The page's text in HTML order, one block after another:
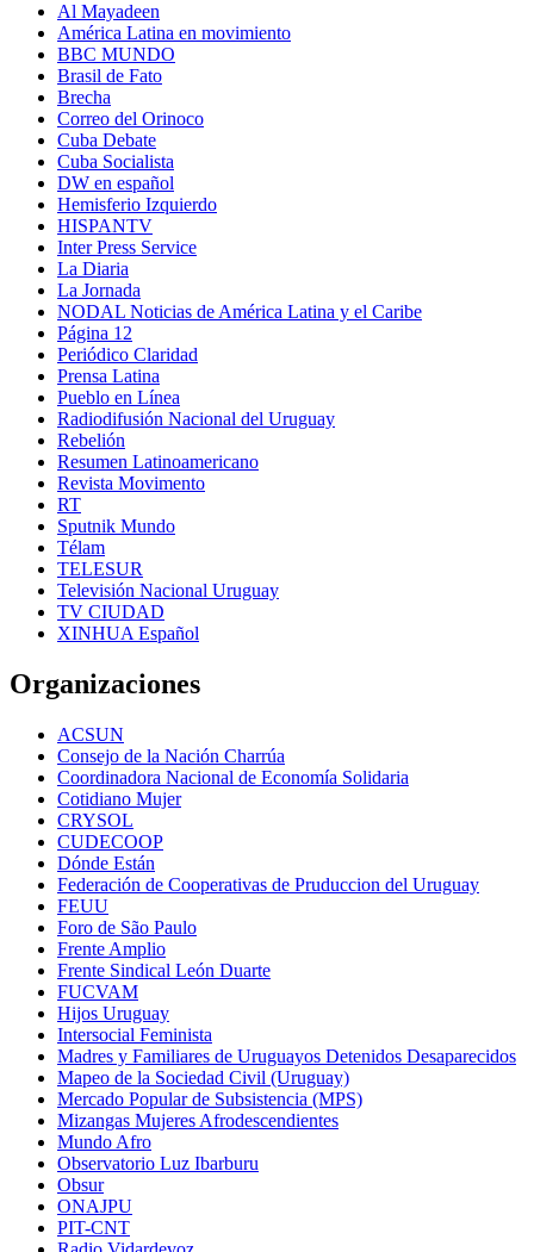
Al Mayadeen
América Latina en movimiento
BBC MUNDO
Brasil de Fato
Brecha
Correo del Orinoco
Cuba Debate
Cuba Socialista
DW en español
Hemisferio Izquierdo
HISPANTV
Inter Press Service
La Diaria
La Jornada
NODAL Noticias de América Latina y el Caribe
Página 12
Periódico Claridad
Prensa Latina
Pueblo en Línea
Radiodifusión Nacional del Uruguay
Rebelión
Resumen Latinoamericano
Revista Movimento
RT
Sputnik Mundo
Télam
TELESUR
Televisión Nacional Uruguay
TV CIUDAD
XINHUA Español
Organizaciones
ACSUN
Consejo de la Nación Charrúa
Coordinadora Nacional de Economía Solidaria
Cotidiano Mujer
CRYSOL
CUDECOOP
Dónde Están
Federación de Cooperativas de Pruduccion del Uruguay
FEUU
Foro de São Paulo
Frente Amplio
Frente Sindical León Duarte
FUCVAM
Hijos Uruguay
Intersocial Feminista
Madres y Familiares de Uruguayos Detenidos Desaparecidos
Mapeo de la Sociedad Civil (Uruguay)
Mercado Popular de Subsistencia (MPS)
Mizangas Mujeres Afrodescendientes
Mundo Afro
Observatorio Luz Ibarburu
Obsur
ONAJPU
PIT-CNT